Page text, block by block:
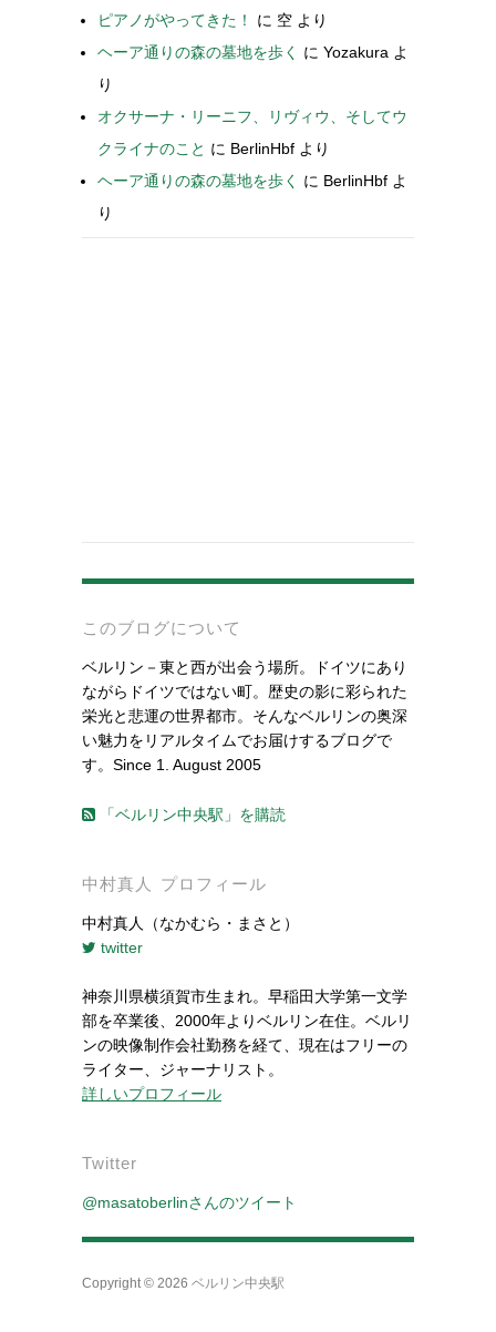
ピアノがやってきた！
に 空 より
ヘーア通りの森の墓地を歩く
に Yozakura よ
り
オクサーナ・リーニフ、リヴィウ、そしてウ
クライナのこと に BerlinHbf より
ヘーア通りの森の墓地を歩く
に BerlinHbf よ
り
-
このブログについて
ベルリン－東と西が出会う場所。ドイツにあり
ながらドイツではない町。歴史の影に彩られた
栄光と悲運の世界都市。そんなベルリンの奥深
い魅力をリアルタイムでお届けするブログで
す。Since 1. August 2005
「ベルリン中央駅」を購読
中村真人 プロフィール
中村真人（なかむら・まさと）
twitter
神奈川県横須賀市生まれ。早稲田大学第一文学
部を卒業後、2000年よりベルリン在住。ベルリ
ンの映像制作会社勤務を経て、現在はフリーの
ライター、ジャーナリスト。
詳しいプロフィール
Twitter
@masatoberlinさんのツイート
Copyright © 2026 ベルリン中央駅